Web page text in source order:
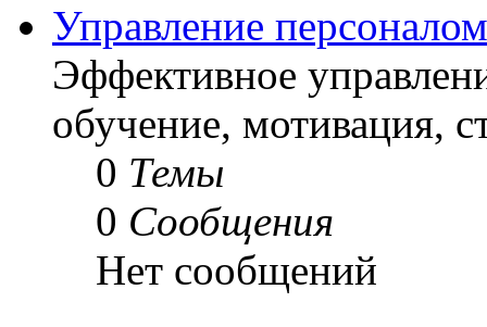
Управление персоналом
Эффективное
обучение, мотивация,
0 Темы
0 Сообщения
Нет сообщений